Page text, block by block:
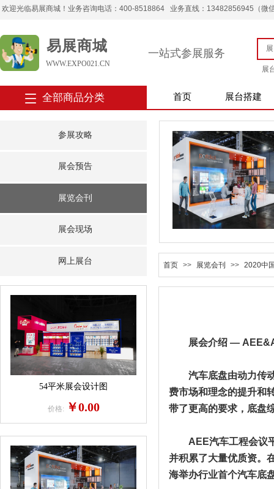
欢迎光临易展商城！业务咨询电话：400-8518864 业务直线：13482856945（微
WWW.EXPO021.CN
易展商城 一站式参展服务
展
首页 展台搭建
全部商品分类
参展攻略
展会预告
展览会刊
展会现场
网上展台 首页 >> 展览会刊 >> 2020中
54平米展会设计图
价格: ￥0.00
展会介绍 —
汽车底盘由动力传动
费市场和理念的提升和
带了更高的要求，底盘
AEE汽车工程会议平
并积累了大量优质资。
海举办行业首个汽车底